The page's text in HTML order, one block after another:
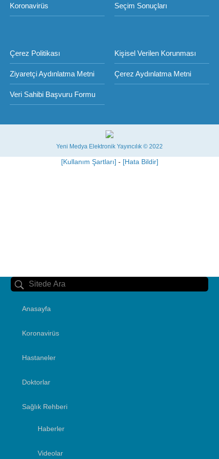
Koronavirüs Seçim Sonuçları
Çerez Politikası Kişisel Verilen Korunması
Ziyaretçi Aydınlatma Metni Çerez Aydınlatma Metni
Veri Sahibi Başvuru Formu
Yeni Medya Elektronik Yayıncılık © 2022
[Kullanım Şartları] - [Hata Bildir]
Anasayfa
Koronavirüs
Hastaneler
Doktorlar
Sağlık Rehberi
Haberler
Videolar